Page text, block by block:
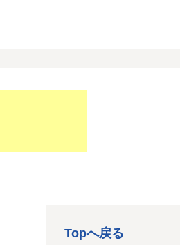
Topへ戻る